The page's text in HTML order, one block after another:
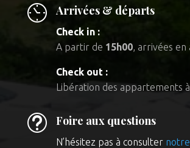
Arrivées & départs
Check in :
A partir de 15h00, arrivées en
Check out :
Libération des appartements à
t Foire aux questions
N’hésitez pas à consulter notre